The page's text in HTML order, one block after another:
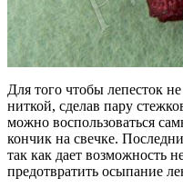
Для того чтобы лепесток
ниткой, сделав пару
можно воспользоваться
кончик на свечке.
так как дает возможность
предотвратить осыпание